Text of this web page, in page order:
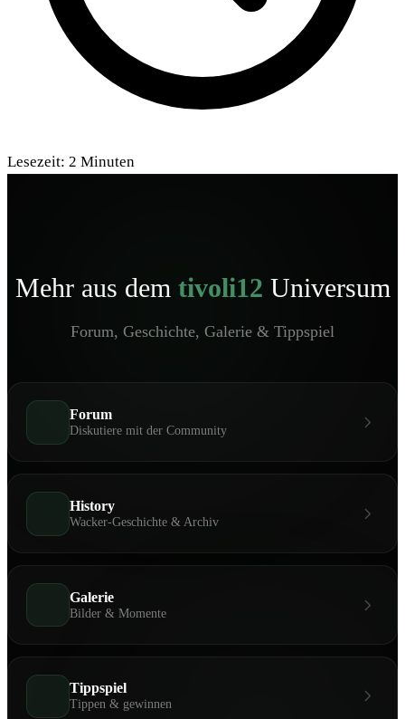
Lesezeit: 2 Minuten
Mehr aus dem tivoli12 Universum
Forum, Geschichte, Galerie & Tippspiel
Forum
Diskutiere mit der Community
History
Wacker-Geschichte & Archiv
Galerie
Bilder & Momente
Tippspiel
Tippen & gewinnen